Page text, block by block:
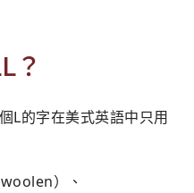
？
L的字在美式英語中只用
）、